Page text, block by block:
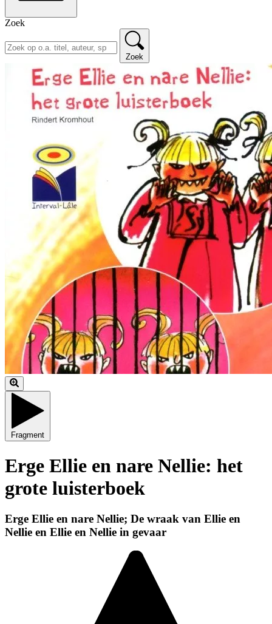
Zoek
Zoek
Fragment
Erge Ellie en nare Nellie: het
grote luisterboek
Erge Ellie en nare Nellie; De wraak van Ellie en
Nellie en Ellie en Nellie in gevaar